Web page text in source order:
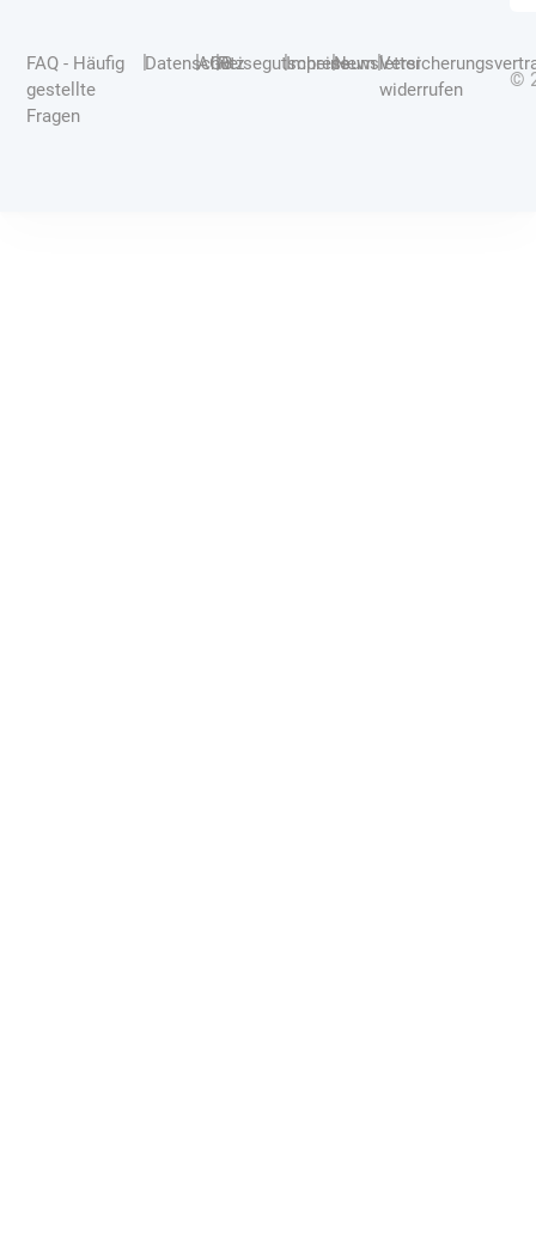
FAQ - Häufig
gestellte
Fragen
|Datenschutz
|AGB
|Reisegutscheine
|Impressum
|Newsletter
|
widerrufen
©